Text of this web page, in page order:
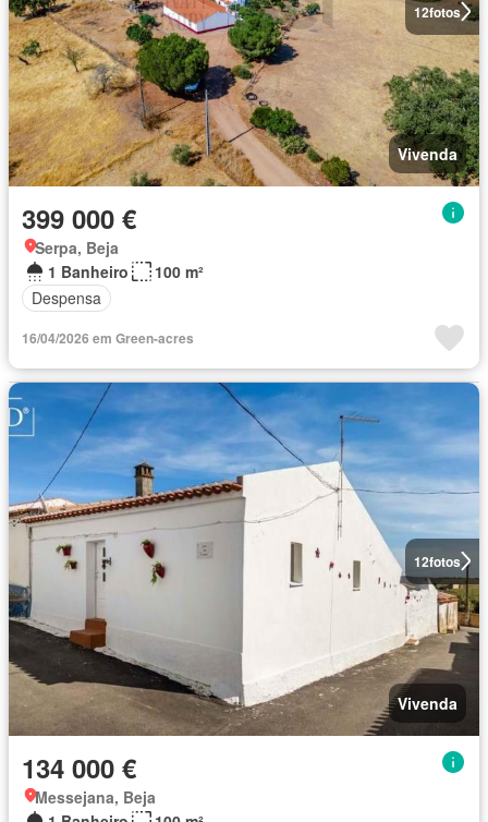
12fotos
Vivenda
399 000 €
Serpa, Beja
1 Banheiro
100 m²
Despensa
16/04/2026 em Green-acres
12fotos
Vivenda
134 000 €
Messejana, Beja